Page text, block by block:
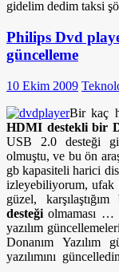
gidelim dedim taksi
Philips Dvd
güncelleme
10 Ekim 2009
Bir kaç
HDMI destekli bir
USB 2.0 desteği
olmuştu, ve bu ön
gb kapasiteli harici
izleyebiliyorum, ufak
güzel,
desteği olmaması
yazılım
Donanım Yazılım
yazılımını